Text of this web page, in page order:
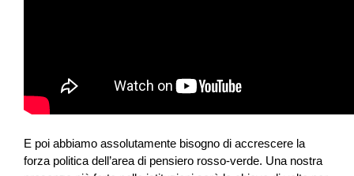
E poi abbiamo assolutamente bisogno di accrescere la
forza politica dell’area di pensiero rosso-verde. Una nostra